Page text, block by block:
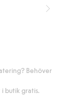
Behöver
butik gratis.